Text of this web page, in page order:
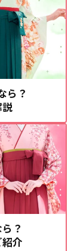
ら？
？
介